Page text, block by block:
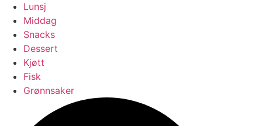
Lunsj
Middag
Snacks
Dessert
Kjøtt
Fisk
Grønnsaker